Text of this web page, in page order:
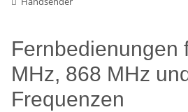
Fernbedienungen
MHz, 868 MHz
Frequenzen